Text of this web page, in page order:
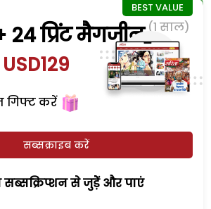
24 प्रिंट मैगजीन (1 साल)
USD129
गिफ्ट करें
सब्सक्राइब करें
सब्सक्रिप्शन से जुड़ेें और पाएं